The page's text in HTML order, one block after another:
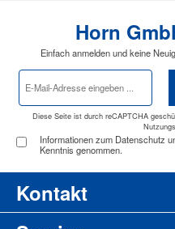
Horn
Einfach anmelden und keine
E-
Mail-
*
Diese Seite ist durch reCAPTCHA
Informationen zum Datenschutz
Kenntnis genommen.
Kontakt